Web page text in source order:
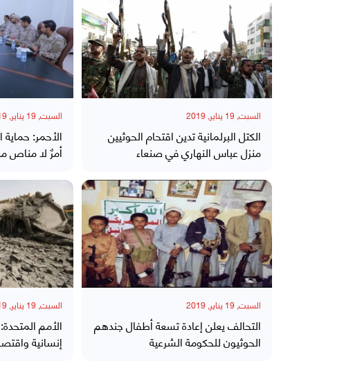
السبت, 19 يناير, 2019
الكتل البرلمانية تدين اقتحام الحوثيين
منزل عباس النهاري في صنعاء
السبت, 19 يناير, 2019
الأحمر: حماية
أمرٌ لا مناص
السبت, 19 يناير, 2019
التحالف يعلن إعادة تسعة أطفال جندهم
الحوثيون للحكومة الشرعية
السبت, 19 يناير, 2019
الأمم
إنسانية